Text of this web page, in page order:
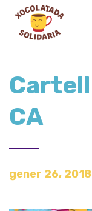
CA
gener 26, 2018